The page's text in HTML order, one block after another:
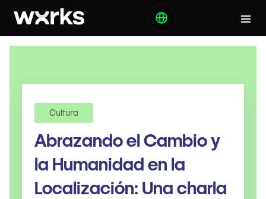
Cultura
Abrazando el Cambio y
la Humanidad en la
Localización: Una charla